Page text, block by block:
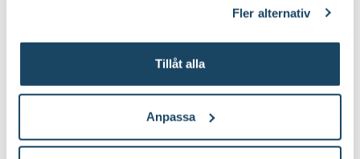
Fler alternativ
Tillåt alla
Anpassa
till Sekatör Felco 4 produktsida
Till Produkten
till Micro-Drip